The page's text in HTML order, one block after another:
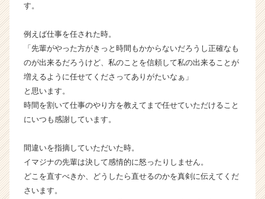
が
届
く
就
イ
ト
ア
キ
ャ
す。
例えば仕事を任された時。
「先輩がやった方がきっと時間もかからないだろうし正確なも
のが出来るだろうけど、私のことを信頼して私の出来ることが
増えるように任せてくださってありがたいなぁ」
と思います。
時間を割いて仕事のやり方を教えてまで任せていただけること
にいつも感謝しています。
間違いを指摘していただいた時。
イマジナの先輩は決して感情的に怒ったりしません。
どこを直すべきか、どうしたら直せるのかを真剣に伝えてくだ
さいます。